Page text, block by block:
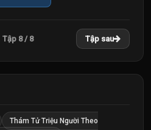
Tập 8 / 8 Tập sau
Thám Tử Triệu Người Theo